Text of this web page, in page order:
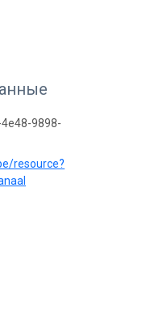
9898-
resource?